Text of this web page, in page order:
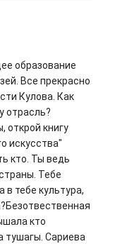
образование
Все прекрасно
Кулова. Как
отрасль?
открой книгу
искусства"
кто. Ты ведь
Тебе
тебе культура,
кто
тушагы. Сариева